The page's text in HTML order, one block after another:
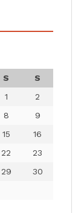
S
S
1
2
8
9
15
16
22
23
29
30